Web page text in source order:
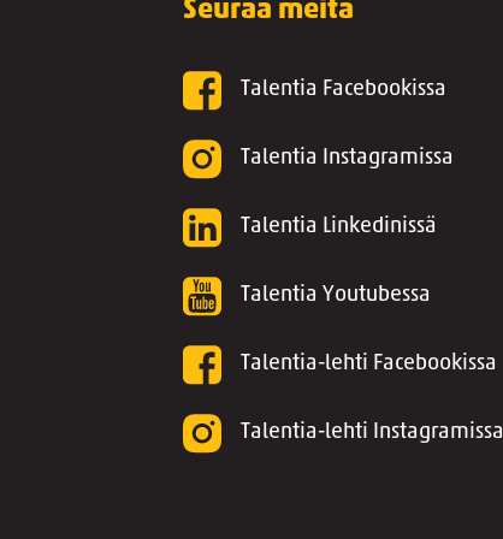
Seuraa meitä
Talentia Facebookissa
Talentia Instagramissa
Talentia Linkedinissä
Talentia Youtubessa
Talentia-lehti Facebookissa
Talentia-lehti Instagramissa